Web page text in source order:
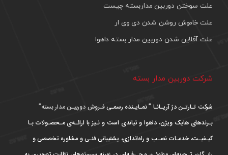
علت سوختن دوربین مداربسته چیست
علت خاموش روشن شدن دی وی ار
علت آفلاین شدن دوربین مدار بسته داهوا
شرکت دوربین مدار بسته
شرکت تـارتـن دژ آریـانـا ” نمـایـنده رسمـیفـروش دوربیـن مدار بسته”
بـرندهای هایک ویژن، داهوا و تیاندی است و نـیز با ارائـه‌ی مـحصـولات بـا
کیـفیـت، خدمـات نصـب و راه‌اندازی، پشتیبانی فنـی و مشاوره تخصصی و